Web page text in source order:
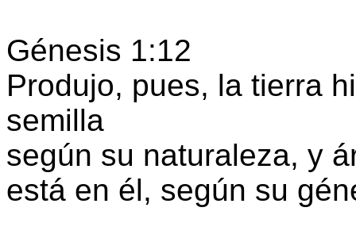
Génesis 1:12
Produjo, pues, la tierra
semilla
según su naturaleza, y
está en él, según su